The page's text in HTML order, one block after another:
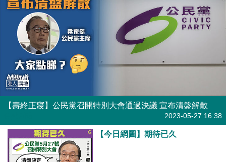
【壽終正寢】公民黨召開特別大會通過決議 宣布清盤解散
2023-05-27 16:38
【今日網圖】期待已久